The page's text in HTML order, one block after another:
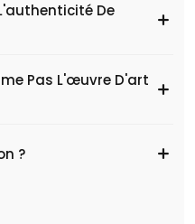
De
Pas L'œuvre D'art
?